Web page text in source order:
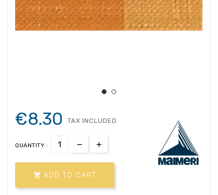
€8.30 TAX INCLUDED
QUANTITY :
 ADD TO CART